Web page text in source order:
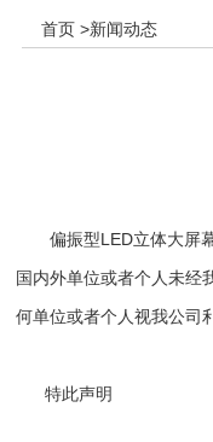
首页 >新闻动态
偏振型LED立体大屏幕
国内外单位或者个人未经
何单位或者个人视我公司
特此声明